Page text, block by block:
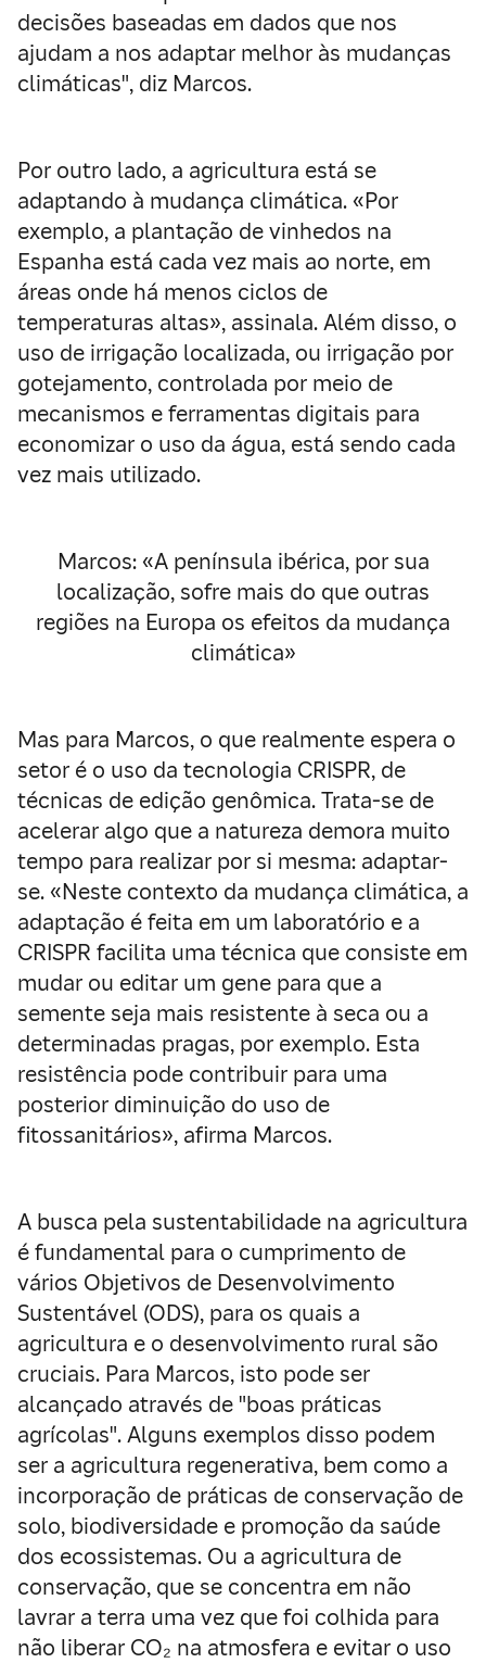
decisões baseadas em dados que nos
ajudam a nos adaptar melhor às mudanças
climáticas", diz Marcos.
Por outro lado, a agricultura está se
adaptando à mudança climática. «Por
exemplo, a plantação de vinhedos na
Espanha está cada vez mais ao norte, em
áreas onde há menos ciclos de
temperaturas altas», assinala. Além disso, o
uso de irrigação localizada, ou irrigação por
gotejamento, controlada por meio de
mecanismos e ferramentas digitais para
economizar o uso da água, está sendo cada
vez mais utilizado.
Marcos: «A península ibérica, por sua
localização, sofre mais do que outras
regiões na Europa os efeitos da mudança
climática»
Mas para Marcos, o que realmente espera o
setor é o uso da tecnologia CRISPR, de
técnicas de edição genômica. Trata-se de
acelerar algo que a natureza demora muito
tempo para realizar por si mesma: adaptar-
se. «Neste contexto da mudança climática, a
adaptação é feita em um laboratório e a
CRISPR facilita uma técnica que consiste em
mudar ou editar um gene para que a
semente seja mais resistente à seca ou a
determinadas pragas, por exemplo. Esta
resistência pode contribuir para uma
posterior diminuição do uso de
fitossanitários», afirma Marcos.
A busca pela sustentabilidade na agricultura
é fundamental para o cumprimento de
vários Objetivos de Desenvolvimento
Sustentável (ODS), para os quais a
agricultura e o desenvolvimento rural são
cruciais. Para Marcos, isto pode ser
alcançado através de "boas práticas
agrícolas". Alguns exemplos disso podem
ser a agricultura regenerativa, bem como a
incorporação de práticas de conservação de
solo, biodiversidade e promoção da saúde
dos ecossistemas. Ou a agricultura de
conservação, que se concentra em não
lavrar a terra uma vez que foi colhida para
não liberar CO₂ na atmosfera e evitar o uso